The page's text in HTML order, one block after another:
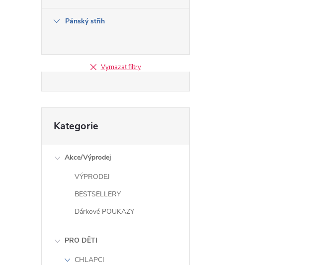
e
l
Pánský střih
Vymazat filtry
kategorie
Kategorie
Akce/Výprodej
VÝPRODEJ
BESTSELLERY
Dárkové POUKAZY
PRO DĚTI
CHLAPCI